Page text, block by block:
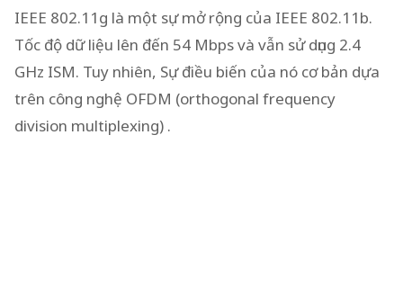
IEEE 802.11g là một sự mở rộng của IEEE 802.11b.
Tốc độ dữ liệu lên đến 54 Mbps và vẫn sử dụng 2.4
GHz ISM. Tuy nhiên, Sự điều biến của nó cơ bản dựa
trên công nghệ OFDM (orthogonal frequency
division multiplexing) .